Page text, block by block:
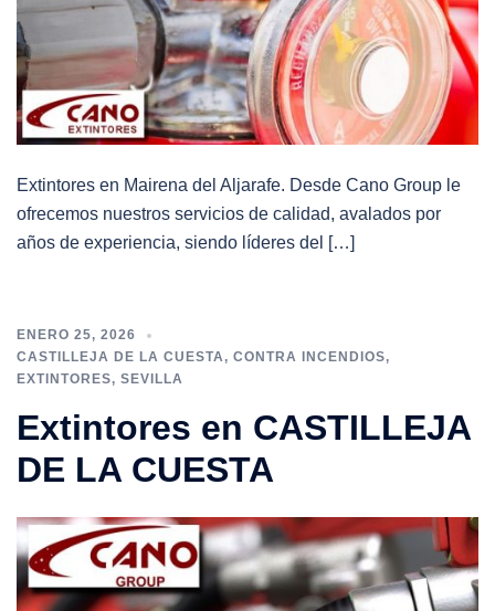
Extintores en Mairena del Aljarafe. Desde Cano Group le
ofrecemos nuestros servicios de calidad, avalados por
años de experiencia, siendo líderes del […]
ENERO 25, 2026
CASTILLEJA DE LA CUESTA, CONTRA INCENDIOS,
EXTINTORES, SEVILLA
Extintores en CASTILLEJA
DE LA CUESTA